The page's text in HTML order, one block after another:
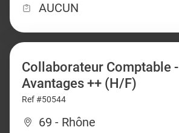
AUCUN
Collaborateur Comptable -
Avantages ++ (H/F)
Ref #50544
69 - Rhône